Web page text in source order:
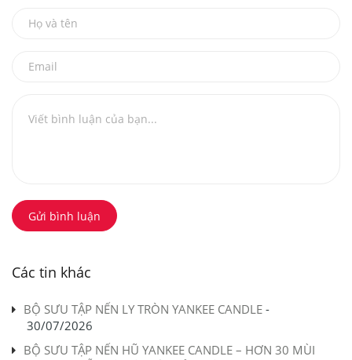
Gửi bình luận
Các tin khác
BỘ SƯU TẬP NẾN LY TRÒN YANKEE CANDLE -
30/07/2026
BỘ SƯU TẬP NẾN HŨ YANKEE CANDLE – HƠN 30 MÙI